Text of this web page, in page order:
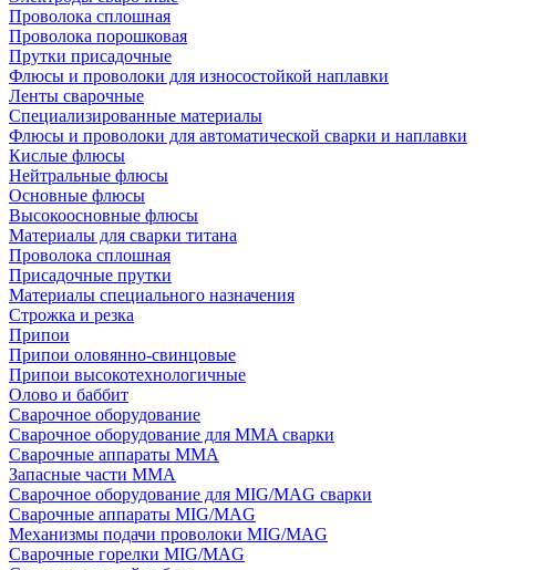
Проволока сплошная
Проволока порошковая
Прутки присадочные
Флюсы и проволоки для износостойкой наплавки
Ленты сварочные
Специализированные материалы
Флюсы и проволоки для автоматической сварки и наплавки
Кислые флюсы
Нейтральные флюсы
Основные флюсы
Высокоосновные флюсы
Материалы для сварки титана
Проволока сплошная
Присадочные прутки
Материалы специального назначения
Строжка и резка
Припои
Припои оловянно-свинцовые
Припои высокотехнологичные
Олово и баббит
Сварочное оборудование
Сварочное оборудование для MMA сварки
Сварочные аппараты MMA
Запасные части MMA
Сварочное оборудование для MIG/MAG сварки
Сварочные аппараты MIG/MAG
Механизмы подачи проволоки MIG/MAG
Сварочные горелки MIG/MAG